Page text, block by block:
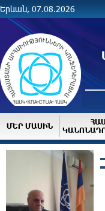
Երևան, 07.08.2026
ՄԵՐ ՄԱՍԻՆ